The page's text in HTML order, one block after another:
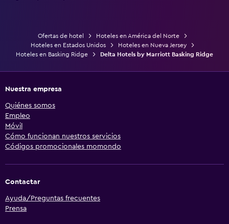
Ofertas de hotel
Hoteles en América del Norte
Hoteles en Estados Unidos
Hoteles en Nueva Jersey
Hoteles en Basking Ridge
Delta Hotels by Marriott Basking Ridge
Nuestra empresa
Quiénes somos
Empleo
Móvil
Cómo funcionan nuestros servicios
Códigos promocionales momondo
Contactar
Ayuda/Preguntas frecuentes
Prensa